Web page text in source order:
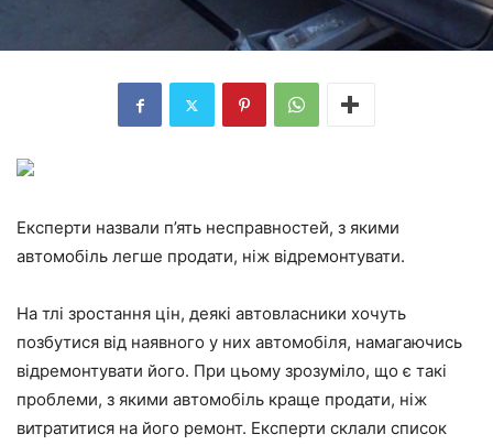
Експерти назвали п’ять несправностей, з якими
автомобіль легше продати, ніж відремонтувати.
На тлі зростання цін, деякі автовласники хочуть
позбутися від наявного у них автомобіля, намагаючись
відремонтувати його. При цьому зрозуміло, що є такі
проблеми, з якими автомобіль краще продати, ніж
витратитися на його ремонт. Експерти склали список